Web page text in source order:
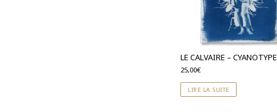
LE CALVAIRE – CYANOTYPE
25,00€
LIRE LA SUITE